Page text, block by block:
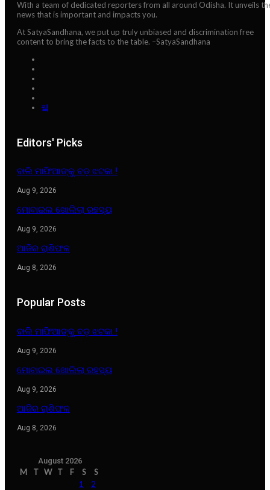
With a team of dedicated reporters from all around Odisha. It unveils
news that is important and impacts you.
At SatyaSandhana, we put up truly unbiased and discrimination free
content to bring the facts to the table. –SatyaSandhana
Editors' Picks
ବାଲି ମାଫିଆଙ୍କୁ ବଡ଼ ଝଟକା !
Aug 9, 2026
ମୋବାଇଲ ଖୋଲିଲା ରହସ୍ୟ
Aug 9, 2026
ଆଜିର ରାଶିଫଳ
Aug 8, 2026
Popular Posts
ବାଲି ମାଫିଆଙ୍କୁ ବଡ଼ ଝଟକା !
Aug 9, 2026
ମୋବାଇଲ ଖୋଲିଲା ରହସ୍ୟ
Aug 9, 2026
ଆଜିର ରାଶିଫଳ
Aug 8, 2026
August 2026
M T W T F S
S
1
2